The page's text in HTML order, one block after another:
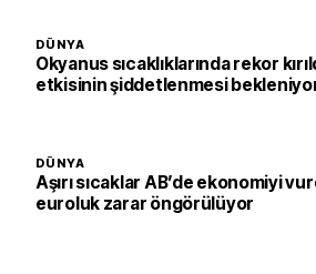
DÜNYA
Okyanus sıcaklıklarında rekor
etkisinin şiddetlenmesi
DÜNYA
Aşırı sıcaklar AB’de ekonomiyi
euroluk zarar öngörülüyor